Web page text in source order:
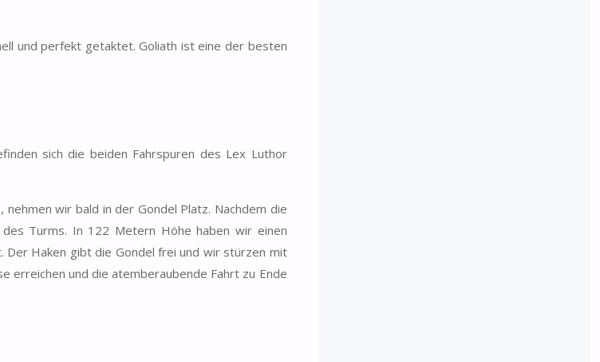
und perfekt getaktet. Goliath ist eine der besten
sich die beiden Fahrspuren des Lex Luthor
wir bald in der Gondel Platz. Nachdem die
Turms. In 122 Metern Höhe haben wir einen
Der Haken gibt die Gondel frei und wir stürzen mit
erreichen und die atemberaubende Fahrt zu Ende